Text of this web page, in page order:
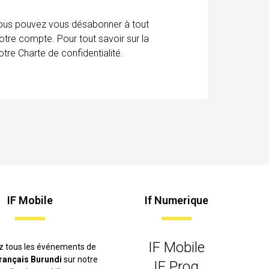
pouvez vous désabonner à tout
compte. Pour tout savoir sur la
Charte de confidentialité.
IF Mobile
tous les événements de
Burundisur notre
If Numerique
IF Mobile